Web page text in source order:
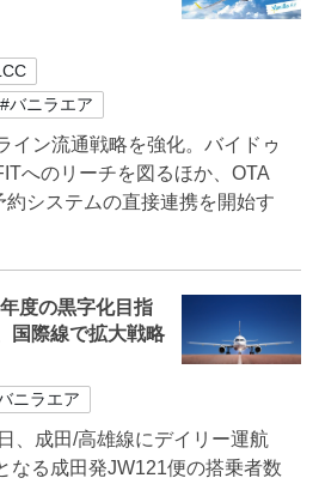
#バニラエア
イン流通戦略を強化。バイドゥ
へのリーチを図るほか、OTA
システムの直接連携を開始す
度の黒字化目指
国際線で拡大戦略
ニラエア
、成田/高雄線にデイリー運航
なる成田発JW121便の搭乗者数